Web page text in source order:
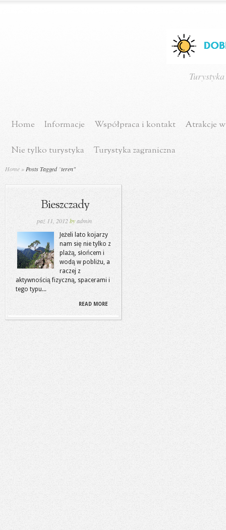
Home Informacje Współpraca i kontakt Atrakcje
Nie tylko turystyka Turystyka zagraniczna
Home » Posts Tagged "teren"
Bieszczady
paź 11, 2012by admin
Jeżeli lato kojarzy
nam się nie tylko z
plażą, słońcem i
wodą w pobliżu, a
raczej z
aktywnością fizyczną, spacerami i
tego typu...
READ MORE